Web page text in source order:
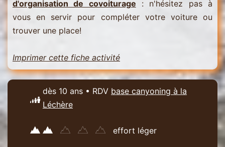
d'organisation de covoiturage : n'hésitez pas à
vous en servir pour compléter votre voiture ou
trouver une place!
Imprimer cette fiche activité
dès 10 ans • RDV base canyoning à la
Léchère
effort léger